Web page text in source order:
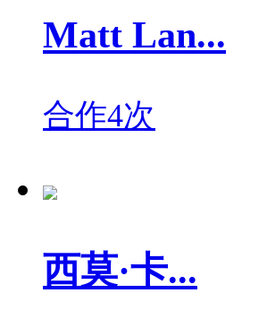
Matt Lan...
合作4次
西莫·卡...